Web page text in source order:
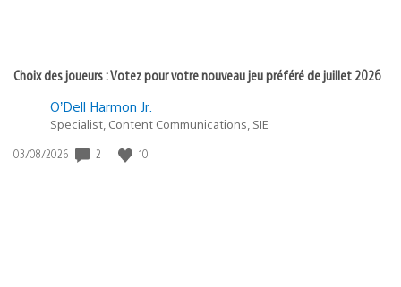
Choix des joueurs : Votez pour votre nouveau jeu préféré de juillet 2026
O’Dell Harmon Jr.
Specialist, Content Communications, SIE
Date
03/08/2026 2 10